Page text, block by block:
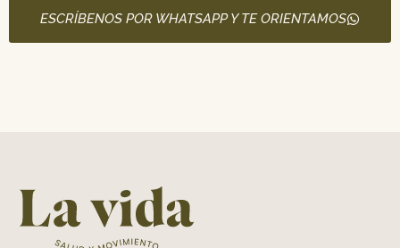
ESCRÍBENOS POR WHATSAPP Y TE ORIENTAMOS